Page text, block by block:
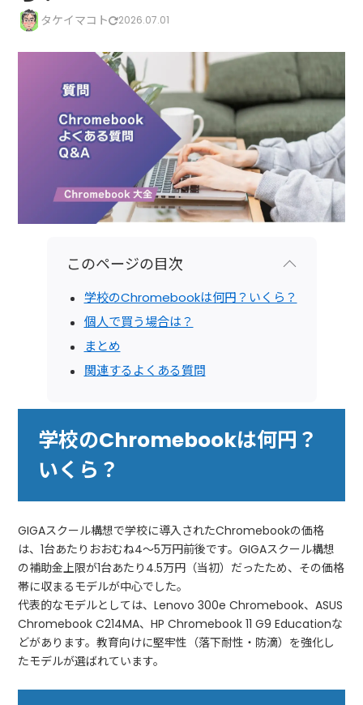
タケイマコト 2026.07.01
このページの目次
学校のChromebookは何円？いくら？
個人で買う場合は？
まとめ
関連するよくある質問
学校のChromebookは何円？
いくら？
GIGAスクール構想で学校に導入されたChromebookの価格
は、1台あたりおおむね4〜5万円前後です。GIGAスクール構想
の補助金上限が1台あたり4.5万円（当初）だったため、その価格
帯に収まるモデルが中心でした。
代表的なモデルとしては、Lenovo 300e Chromebook、ASUS
Chromebook C214MA、HP Chromebook 11 G9 Educationな
どがあります。教育向けに堅牢性（落下耐性・防滴）を強化し
たモデルが選ばれています。